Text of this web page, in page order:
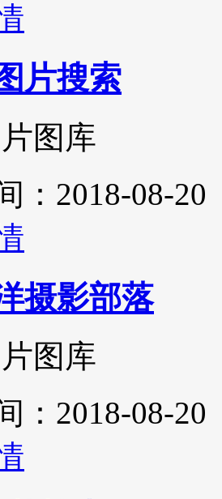
片搜索
图库
：2018-08-20
摄影部落
图库
：2018-08-20